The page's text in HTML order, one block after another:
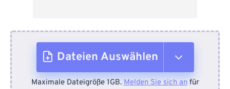
Dateien Auswählen
Maximale Dateigröße 1GB.Melden Sie sich anfür